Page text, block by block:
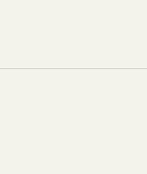
175.8cmのテレビ台です。※お